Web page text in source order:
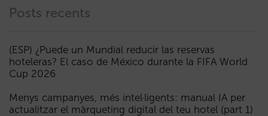
Posts recents
(ESP) ¿Puede un Mundial reducir las reservas
hoteleras? El caso de México durante la FIFA World
Cup 2026
Menys campanyes, més intel·ligents: manual IA per
actualitzar el màrqueting digital del teu hotel (part 1)